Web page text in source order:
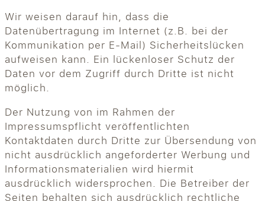
Wir weisen darauf hin, dass die
Datenübertragung im Internet (z.B. bei der
Kommunikation per E-Mail) Sicherheitslücken
aufweisen kann. Ein lückenloser Schutz der
Daten vor dem Zugriff durch Dritte ist nicht
möglich.
Der Nutzung von im Rahmen der
Impressumspflicht veröffentlichten
Kontaktdaten durch Dritte zur Übersendung von
nicht ausdrücklich angeforderter Werbung und
Informationsmaterialien wird hiermit
ausdrücklich widersprochen. Die Betreiber der
Seiten behalten sich ausdrücklich rechtliche